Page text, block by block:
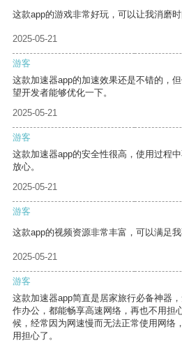
这款app的游戏非常好玩，可以让我消磨时
2025-05-21
游客
这款加速器app的加速效果还是不错的，
望开发者能够优化一下。
2025-05-21
游客
这款加速器app的安全性很高，使用过程
放心。
2025-05-21
游客
这款app的视频资源非常丰富，可以满足我
2025-05-21
游客
这款加速器app简直是居家旅行必备神器
作办公，都能畅享高速网络，再也不用担
候，经常因为网速慢而无法正常使用网络
用担心了。